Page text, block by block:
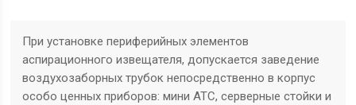
При установке периферийных элементов
аспирационного извещателя, допускается заведение
воздухозаборных трубок непосредственно в корпус
особо ценных приборов: мини АТС, серверные стойки и